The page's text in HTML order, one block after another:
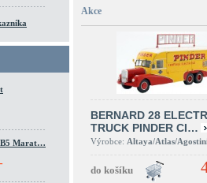
B5 Marat…
Akce
BERNARD 28
TRUCK PINDER CI…
Výrobce: Altaya/Atlas/